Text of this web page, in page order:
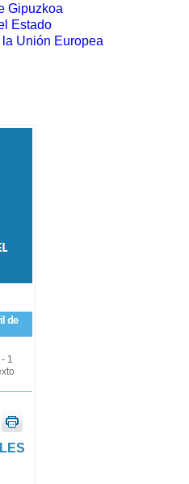
de
1
Gipuzkoa
Estado
Unión Europea